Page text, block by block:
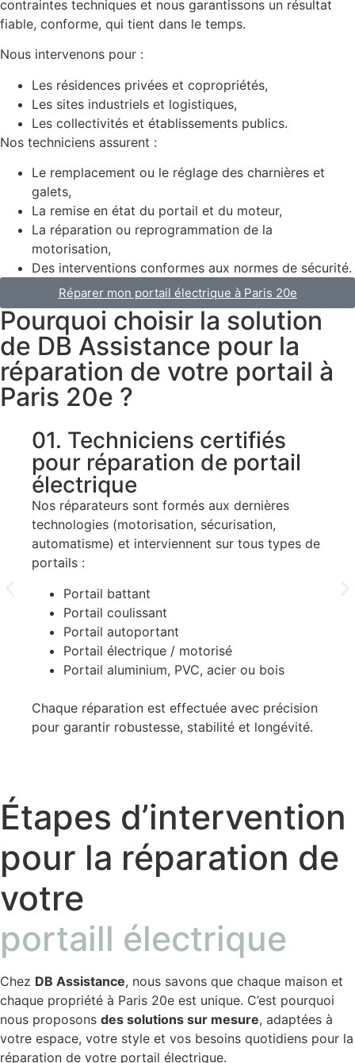
contraintes techniques et nous garantissons un résultat
fiable, conforme, qui tient dans le temps.
Nous intervenons pour :
Les résidences privées et copropriétés,
Les sites industriels et logistiques,
Les collectivités et établissements publics.
Nos techniciens assurent :
Le remplacement ou le réglage des charnières et
galets,
La remise en état du portail et du moteur,
La réparation ou reprogrammation de la
motorisation,
Des interventions conformes aux normes de sécurité.
Réparer mon portail électrique à Paris 20e
Pourquoi choisir la solution
de DB Assistance pour la
réparation de votre portail à
Paris 20e ?
01. Techniciens certifiés
pour réparation de portail
électrique
Nos réparateurs sont formés aux dernières
technologies (motorisation, sécurisation,
automatisme) et interviennent sur tous types de
portails :
Portail battant
Portail coulissant
Portail autoportant
Portail électrique / motorisé
Portail aluminium, PVC, acier ou bois
Chaque réparation est effectuée avec précision
pour garantir robustesse, stabilité et longévité.
Étapes d’intervention
pour la réparation de
votre
portaill électrique
Chez DB Assistance, nous savons que chaque maison et
chaque propriété à Paris 20e est unique. C’est pourquoi
nous proposons des solutions sur mesure, adaptées à
votre espace, votre style et vos besoins quotidiens pour la
réparation de votre portail électrique.